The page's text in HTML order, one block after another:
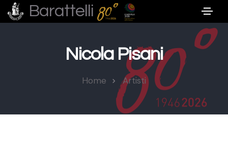
Barattelli
Nicola Pisani
Home Artisti